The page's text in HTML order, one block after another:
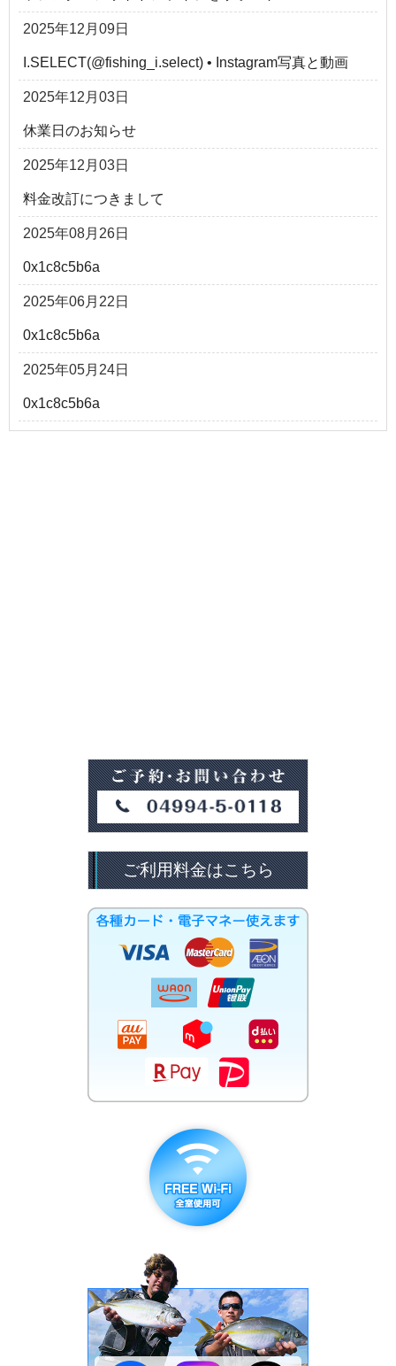
2025年12月09日
I.SELECT(@fishing_i.select) • Instagram写真と動画
2025年12月03日
休業日のお知らせ
2025年12月03日
料金改訂につきまして
2025年08月26日
0x1c8c5b6a
2025年06月22日
0x1c8c5b6a
2025年05月24日
0x1c8c5b6a
ご利用料金はこちら